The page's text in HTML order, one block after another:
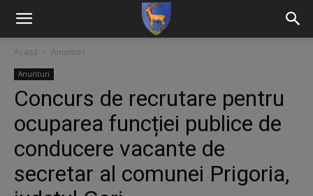
Acasă Anunturi
Anunturi
Concurs de recrutare pentru
ocuparea funcției publice de
conducere vacante de
secretar al comunei Prigoria,